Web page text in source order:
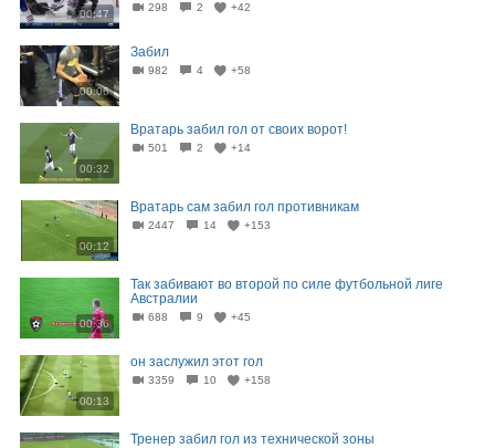
00:47
298 2 +42
00:06
Забил
982 4 +58
00:32
Вратарь забил гол от своих ворот!
501 2 +14
00:12
Вратарь сам забил гол противникам
2447 14 +153
00:36
Так забивают во второй по силе футбольной лиге
Австралии
688 9 +45
00:13
он заслужил этот гол
3359 10 +158
Тренер забил гол из технической зоны